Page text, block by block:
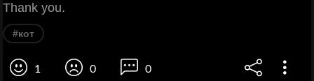
Thank you.
#кот
1 0 0